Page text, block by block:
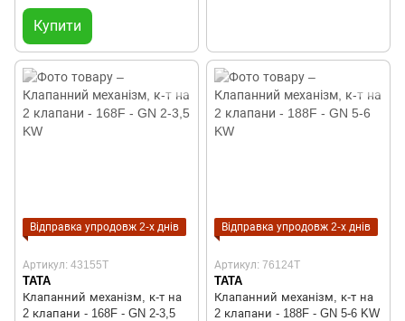
Купити
Відправка упродовж 2-х днів
Артикул: 43155T
TATA
Клапанний механізм, к-т на
2 клапани - 168F - GN 2-3,5
Відправка упродовж 2-х днів
Артикул: 76124T
TATA
Клапанний механізм, к-т на
2 клапани - 188F - GN 5-6 KW